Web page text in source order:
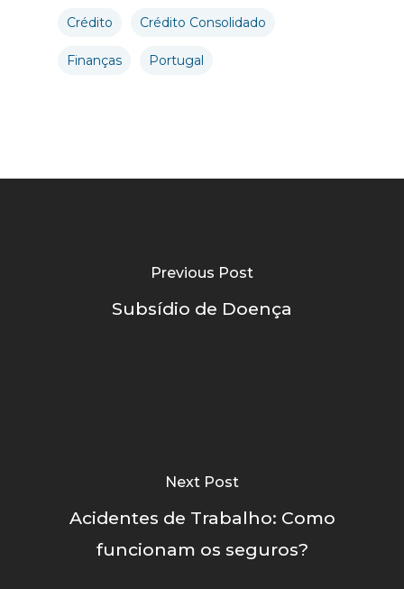
Crédito Crédito Consolidado
Finanças Portugal
Previous Post
Subsídio de Doença
Next Post
Acidentes de Trabalho: Como
funcionam os seguros?